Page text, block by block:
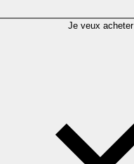
Je veux acheter